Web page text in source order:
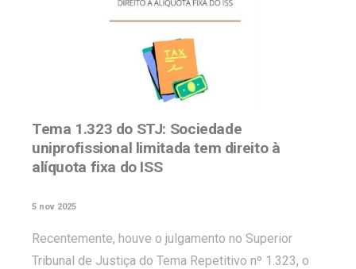
Tema 1.323 do STJ: Sociedade
uniprofissional limitada tem direito à
alíquota fixa do ISS
5 nov 2025
Recentemente, houve o julgamento no Superior
Tribunal de Justiça do Tema Repetitivo nº 1.323, o